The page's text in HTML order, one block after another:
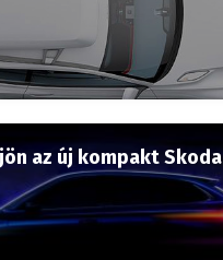
az új kompakt Skoda